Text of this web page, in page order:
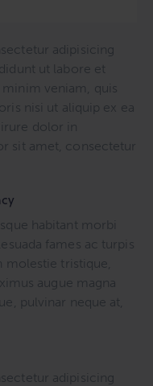
adipisicing
ut labore et
veniam, quis
nisi ut aliquip ex ea
dolor in
sit amet, consectetur
habitant morbi
fames ac turpis
molestie tristique,
augue magna
pulvinar neque at,
adipisicing